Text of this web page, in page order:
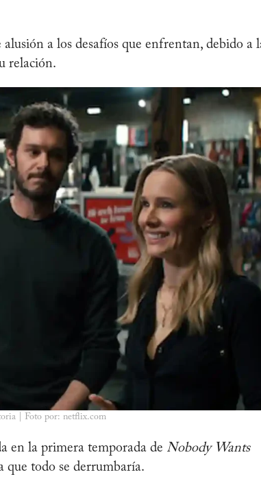
a los desafíos que enfrentan, debido a
relación.
| Foto por: netflix.com
en la primera temporada de Nobody Wants
que todo se derrumbaría.